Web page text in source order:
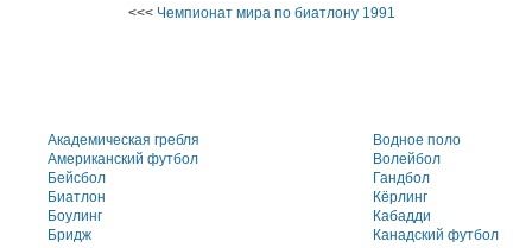
<<< Чемпионат мира по биатлону 1991
Академическая гребля
Американский футбол
Бейсбол
Биатлон
Боулинг
Бридж
Водное поло
Волейбол
Гандбол
Кёрлинг
Кабадди
Канадский футбол